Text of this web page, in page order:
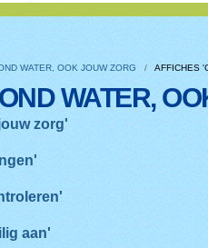
WATER, OOK JOUW ZORG / AFFICHES
WATER,
zorg'
aan'